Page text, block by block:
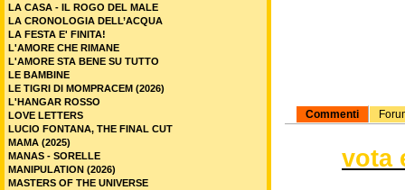
Commenti
vota
LA CASA - IL ROGO DEL MALE
LA CRONOLOGIA DELL’ACQUA
LA FESTA E' FINITA!
L'AMORE CHE RIMANE
L'AMORE STA BENE SU TUTTO
LE BAMBINE
LE TIGRI DI MOMPRACEM (2026)
L'HANGAR ROSSO
LOVE LETTERS
LUCIO FONTANA, THE FINAL CUT
MAMA (2025)
MANAS - SORELLE
MANIPULATION (2026)
MASTERS OF THE UNIVERSE